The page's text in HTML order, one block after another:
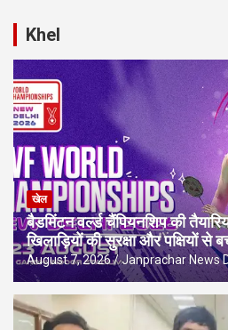
Khel
खेल
बैडमिंटन वर्ल्ड चैंपियनशिप की
खिलाड़ियों की सुरक्षा और पक्षियों से
August 7, 2026 Janprachar News